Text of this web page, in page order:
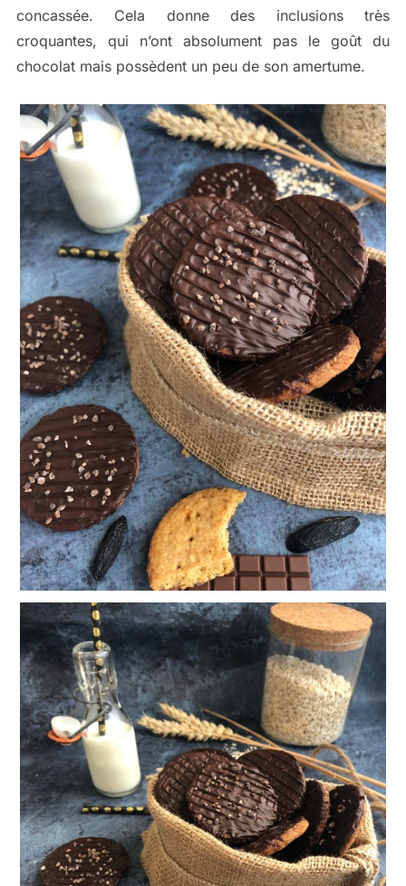
concassée. Cela donne des inclusions très
croquantes, qui n’ont absolument pas le goût du
chocolat mais possèdent un peu de son amertume.